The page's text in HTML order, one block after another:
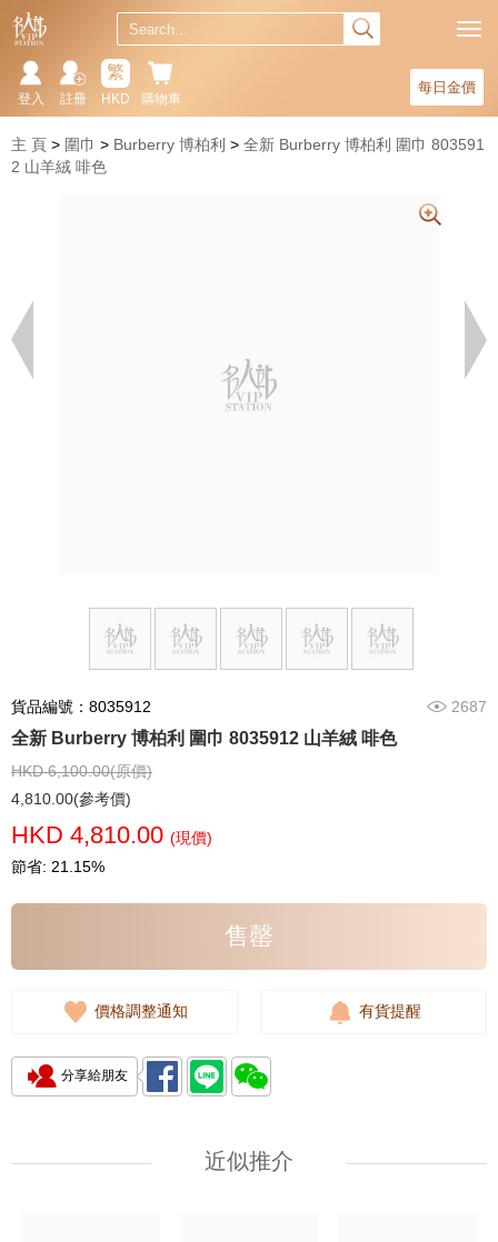
每日金價
購物車
繁
HKD
註冊
登入
主 頁 圍巾 Burberry 博柏利
全新 Burberry 博柏利 圍巾 803591
2 山羊絨 啡色
貨品編號：8035912 2687
全新 Burberry 博柏利 圍巾 8035912 山羊絨 啡色
HKD 6,100.00(原價)
4,810.00(參考價)
HKD 4,810.00 (現價)
節省: 21.15%
售罄
價格調整通知 有貨提醒
分享給朋友
近似推介